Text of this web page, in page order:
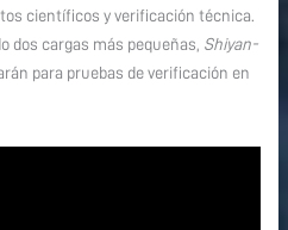
científicos y verificación técnica.
dos cargas más pequeñas, Shiyan-
para pruebas de verificación en